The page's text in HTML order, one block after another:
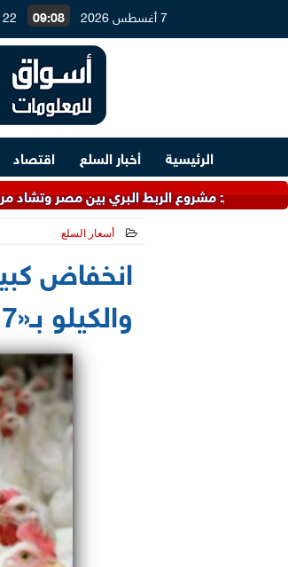
7 أغسطس 2026 09:08 22 صفر 1448
الرئيسية أخبار السلع اقتصاد
الربط البري بين مصر وتشاد مرورًا بليبيا
أسعار السلع
انخفاض
والكيلو بـ«17 جنيه» (تفاصيل وأسباب)..